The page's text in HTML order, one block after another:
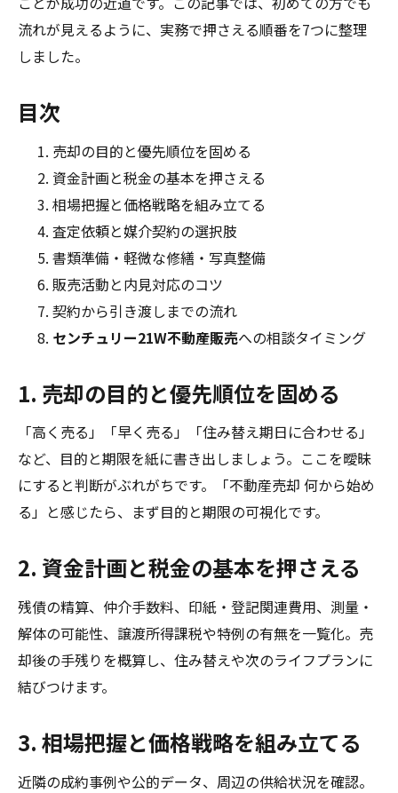
流れが見えるように、実務で押さえる順番を7つに整理
しました。
目次
売却の目的と優先順位を固める
資金計画と税金の基本を押さえる
相場把握と価格戦略を組み立てる
査定依頼と媒介契約の選択肢
書類準備・軽微な修繕・写真整備
販売活動と内見対応のコツ
契約から引き渡しまでの流れ
センチュリー21W不動産販売への相談タイミング
1. 売却の目的と優先順位を固める
「高く売る」「早く売る」「住み替え期日に合わせる」
など、目的と期限を紙に書き出しましょう。ここを曖昧
にすると判断がぶれがちです。「不動産売却 何から始め
る」と感じたら、まず目的と期限の可視化です。
2. 資金計画と税金の基本を押さえる
残債の精算、仲介手数料、印紙・登記関連費用、測量・
解体の可能性、譲渡所得課税や特例の有無を一覧化。売
却後の手残りを概算し、住み替えや次のライフプランに
結びつけます。
3. 相場把握と価格戦略を組み立てる
近隣の成約事例や公的データ、周辺の供給状況を確認。